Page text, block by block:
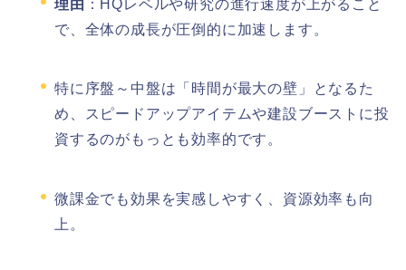
理由 ：HQレベルや研究の進行速度が上がること
で、全体の成長が圧倒的に加速します。
特に序盤～中盤は「時間が最大の壁」となるた
め、スピードアップアイテムや建設ブーストに投
資するのがもっとも効率的です。
微課金でも効果を実感しやすく、資源効率も向
上。